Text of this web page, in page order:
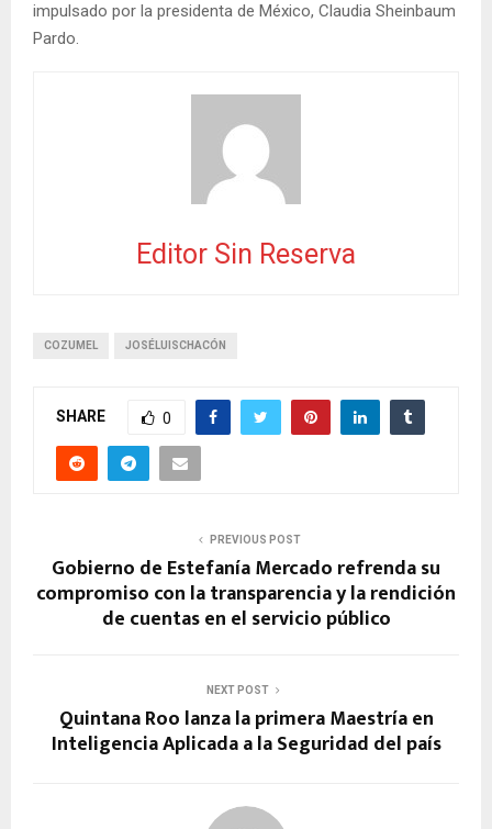
impulsado por la presidenta de México, Claudia Sheinbaum
Pardo.
Editor Sin Reserva
COZUMEL JOSÉLUISCHACÓN
SHARE 0
PREVIOUS POST
Gobierno de Estefanía Mercado refrenda su
compromiso con la transparencia y la rendición
de cuentas en el servicio público
NEXT POST
Quintana Roo lanza la primera Maestría en
Inteligencia Aplicada a la Seguridad del país